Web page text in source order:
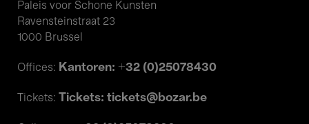
Paleis voor Schone Kunsten
Ravensteinstraat 23
1000 Brussel
Offices: Kantoren: +32 (0)25078430
Tickets: Tickets: tickets@bozar.be